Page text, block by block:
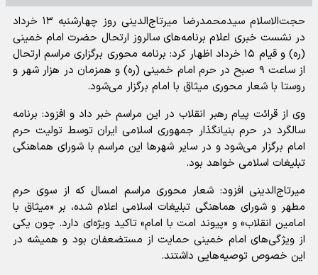
حجت‌الاسلام سیدمحمدرضا میرتاج‌الدینی روز چهارشنبه ۱۳ خرداد
در نشست خبری اعلام برنامه‌های سالروز ارتحال حضرت امام خمینی
(ره) و قیام ۱۵ خرداد اظهار کرد: برنامه محوری برگزاری مراسم ارتحال
از ساعت ۹ صبح در حرم امام خمینی (ره) و همزمان در هزار شهر و
روستا با شعار محوری میثاق با امام برگزار می‌شود.
وی از قرائت پیام رهبر انقلاب در این مراسم خبر داد و افزود: برنامه
سالگرد در حرم بنیانگذار جمهوری اسلامی ایران توسط تولیت حرم
امام برگزار می‌شود و در سایر شهر‌ها این مراسم با شورای هماهنگی
تبلیغات اسلامی خواهد بود.
میرتاج‌الدینی افزود: شعار محوری مراسم امسال که از سوی حرم
مطهر و شورای هماهنگی تبلیغات اسلامی اعلام شده، بر «میثاق با
امامین انقلاب» و «پیوند امت با امام» تاکید ویژه‌ای دارد. چون یکی
از ویژگی‌های امام خمینی حمایت از مستضعفان بود و همیشه در
این خصوص توصیه‌هایی داشتند.